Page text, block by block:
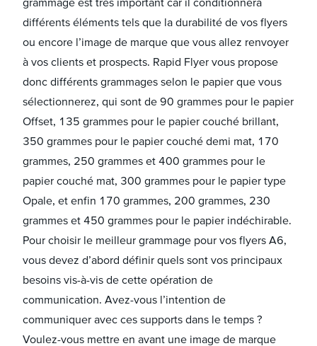
différents éléments tels que la durabilité de vos flyers
ou encore l’image de marque que vous allez renvoyer
à vos clients et prospects. Rapid Flyer vous propose
donc différents grammages selon le papier que vous
sélectionnerez, qui sont de 90 grammes pour le papier
Offset, 135 grammes pour le papier couché brillant,
350 grammes pour le papier couché demi mat, 170
grammes, 250 grammes et 400 grammes pour le
papier couché mat, 300 grammes pour le papier type
Opale, et enfin 170 grammes, 200 grammes, 230
grammes et 450 grammes pour le papier indéchirable.
Pour choisir le meilleur grammage pour vos flyers A6,
vous devez d’abord définir quels sont vos principaux
besoins vis-à-vis de cette opération de
communication. Avez-vous l’intention de
communiquer avec ces supports dans le temps ?
Voulez-vous mettre en avant une image de marque